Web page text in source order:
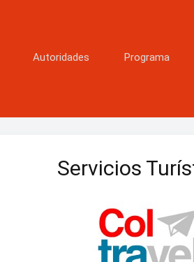
Autoridades Programa
Servicios